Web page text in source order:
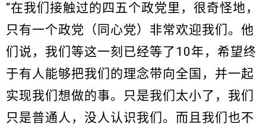
“在我们接触过的四五个政党里，很奇怪地，
只有一个政党（同心党）非常欢迎我们。他
们说，我们等这一刻已经等了10年，希望终
于有人能够把我们的理念带向全国，并一起
实现我们想做的事。只是我们太小了，我们
只是普通人，没人认识我们。而且我们也不